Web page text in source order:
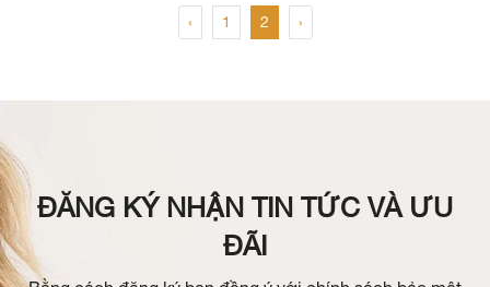
‹ 1 2 ›
ĐĂNG KÝ NHẬN TIN TỨC VÀ ƯU
ĐÃI